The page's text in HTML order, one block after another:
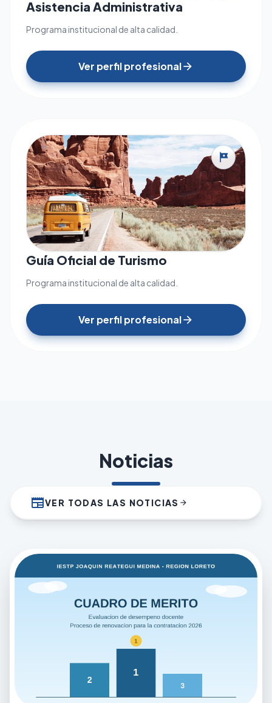
Asistencia Administrativa
Programa institucional de alta calidad.
Ver perfil profesionalarrow_forward
tour
Guía Oficial de Turismo
Programa institucional de alta calidad.
Ver perfil profesionalarrow_forward
Noticias
newspaperVER TODAS LAS NOTICIAS arrow_forward